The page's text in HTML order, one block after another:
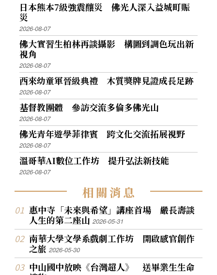
日本熊本7級強震釀災 佛光人深入益城町賑
災
2026-08-07
佛大實習生柏林再談攝影 構圖到調色玩出新
視角
2026-08-07
西來幼童軍晉級典禮 木質獎牌見證成長足跡
2026-08-07
基督教團體 參訪交流多倫多佛光山
2026-08-07
佛光青年遊學菲律賓 跨文化交流拓展視野
2026-08-07
溫哥華AI數位工作坊 提升弘法新技能
2026-08-07
相關消息
惠中寺「未來與希望」講座首場 嚴長壽談
人生的第二座山2026-05-31
南華大學文學系戲劇工作坊 開啟感官創作
之旅2026-05-30
中山國中放映《台灣超人》 送畢業生生命